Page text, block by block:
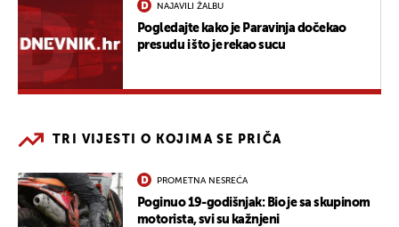
NAJAVILI ŽALBU
Pogledajte kako je Paravinja dočekao
presudu i što je rekao sucu
TRI VIJESTI O KOJIMA SE PRIČA
PROMETNA NESREĆA
Poginuo 19-godišnjak: Bio je sa skupinom
motorista, svi su kažnjeni